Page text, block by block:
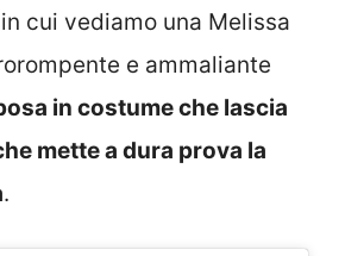
cui vediamo una Melissa
e ammaliante
in costume che lascia
mette a dura prova la
.